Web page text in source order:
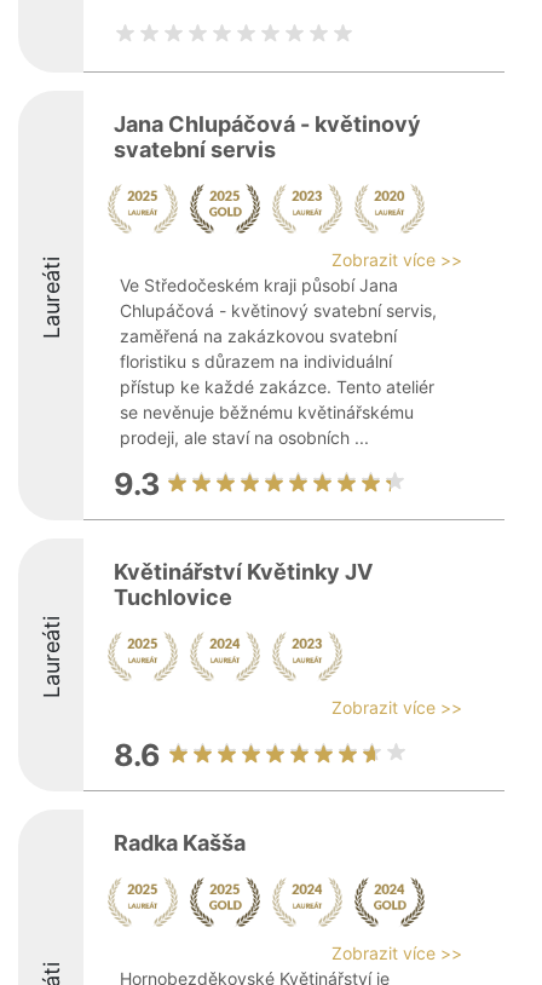
Laureáti
Jana Chlupáčová - květinový
svatební servis
Zobrazit více >>
Ve Středočeském kraji působí Jana
Chlupáčová - květinový svatební servis,
zaměřená na zakázkovou svatební
floristiku s důrazem na individuální
přístup ke každé zakázce. Tento ateliér
se nevěnuje běžnému květinářskému
prodeji, ale staví na osobních ...
9.3
Laureáti
Květinářství Květinky JV
Tuchlovice
Zobrazit více >>
8.6
Radka Kašša
Zobrazit více >>
Hornobezděkovské Květinářství je